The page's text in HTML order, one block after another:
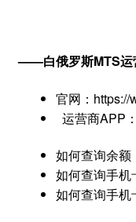
——白俄罗斯MTS运
官网：https://
运营商APP
如何查询余额
如何查询手机
如何查询手机